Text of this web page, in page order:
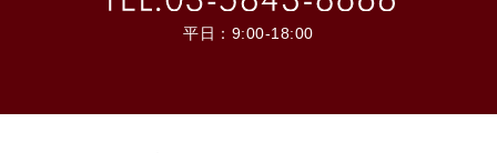
平日：9:00-18:00